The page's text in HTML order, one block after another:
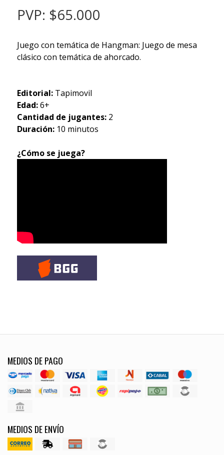
PVP: $65.000
Juego con temática de Hangman: Juego de mesa
clásico con temática de ahorcado.
Editorial:Tapimovil
Edad:6+
Cantidad de jugantes: 2
Duración: 10 minutos
¿Cómo se juega?
MEDIOS DE PAGO
MEDIOS DE ENVÍO